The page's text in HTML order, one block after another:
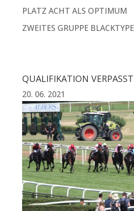
PLATZ ACHT ALS OPTIMUM
ZWEITES GRUPPE BLACKTYPE
QUALIFIKATION VERPASST
20. 06. 2021